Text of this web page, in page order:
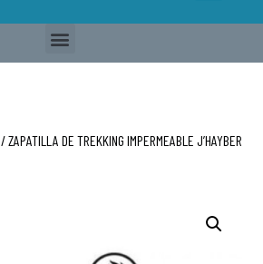
/ ZAPATILLA DE TREKKING IMPERMEABLE J’HAYBER